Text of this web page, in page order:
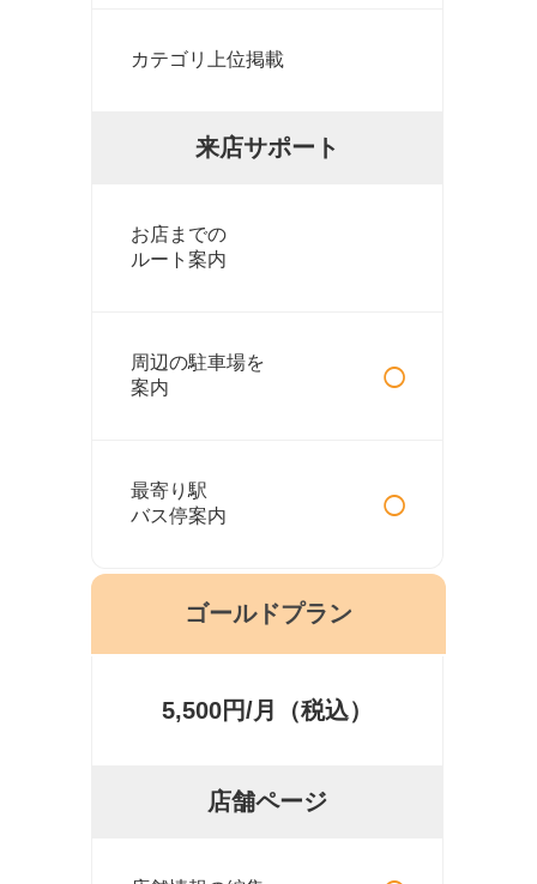
カテゴリ上位掲載
来店サポート
お店までの
ルート案内
周辺の駐車場を
案内
○
最寄り駅
バス停案内
○
ゴールドプラン
5,500円/月（税込）
店舗ページ